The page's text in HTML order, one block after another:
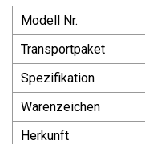
Modell Nr.
Transportpaket
Spezifikation
Warenzeichen
Herkunft